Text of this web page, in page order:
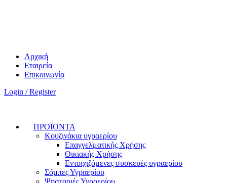
Αρχική
Εταιρεία
Επικοινωνία
Login / Register
ΠΡΟΪΟΝΤΑ
Κουζινάκια υγραερίου
Επαγγελματικής Χρήσης
Οικιακής Χρήσης
Εντοιχιζόμενες συσκευές υγραερίου
Σόμπες Υγραερίου
Ψησταριές Υγραερίου